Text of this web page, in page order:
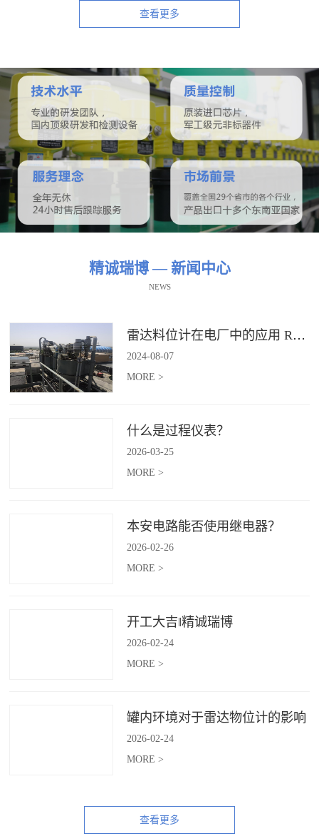
查看更多
精诚瑞博 — 新闻中心
NEWS
雷达料位计在电厂中的应用 RBRDZB-71-6-C
2024-08-07
MORE >
什么是过程仪表？
2026-03-25
MORE >
本安电路能否使用继电器？
2026-02-26
MORE >
开工大吉‖精诚瑞博
2026-02-24
MORE >
罐内环境对于雷达物位计的影响
2026-02-24
MORE >
查看更多